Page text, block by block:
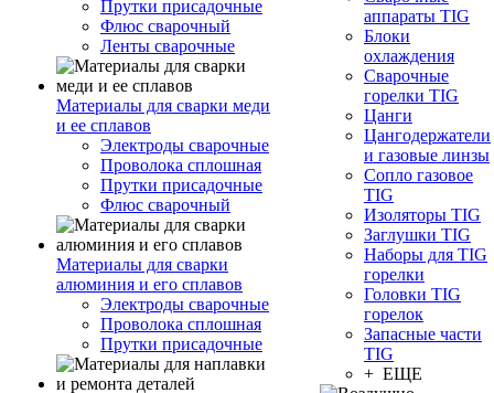
Прутки присадочные
Флюс сварочный
Ленты сварочные
Материалы для сварки меди
и ее сплавов
Электроды сварочные
Проволока сплошная
Прутки присадочные
Флюс сварочный
Материалы для сварки
алюминия и его сплавов
Электроды сварочные
Проволока сплошная
Прутки присадочные
аппараты TIG
Блоки
охлаждения
Сварочные
горелки TIG
Цанги
Цангодержатели
и газовые линзы
Сопло газовое
TIG
Изоляторы TIG
Заглушки TIG
Наборы для TIG
горелки
Головки TIG
горелок
Запасные части
TIG
+ ЕЩЕ